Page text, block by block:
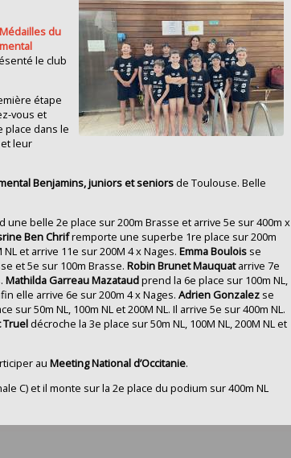
Médailles du
le club
étape
vous et
place dans le
leur
Benjamins, juniors et seniorsde Toulouse. Belle
une belle 2e place sur 200m Brasse et arrive 5e sur 400m x
BenChrifremporte une superbe 1re place sur 200m
et arrive 11e sur 200M 4 x Nages.Emma Boulois se
et 5e sur 100m Brasse.Robin Brunet Mauquatarrive 7e
Mathilda Garreau Mazataudprend la 6e place sur 100m NL,
elle arrive 6e sur 200m 4 x Nages.Adrien Gonzalez se
sur 50m NL, 100m NL et 200M NL. Il arrive 5e sur 400m NL.
Trueldécroche la 3e place sur 50m NL, 100M NL, 200M NL et
auMeeting National d’Occitanie.
C) et il monte sur la 2e place du podium sur 400m NL